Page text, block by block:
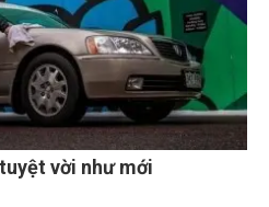
vời như mới